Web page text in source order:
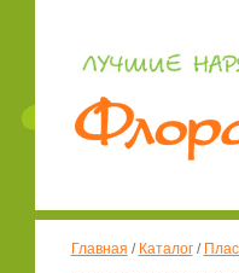
Главная / Каталог/